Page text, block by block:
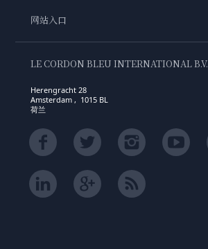
网站入口
LE CORDON BLEU INTERNATIONAL B.V.
Herengracht 28
Amsterdam , 1015 BL
荷兰